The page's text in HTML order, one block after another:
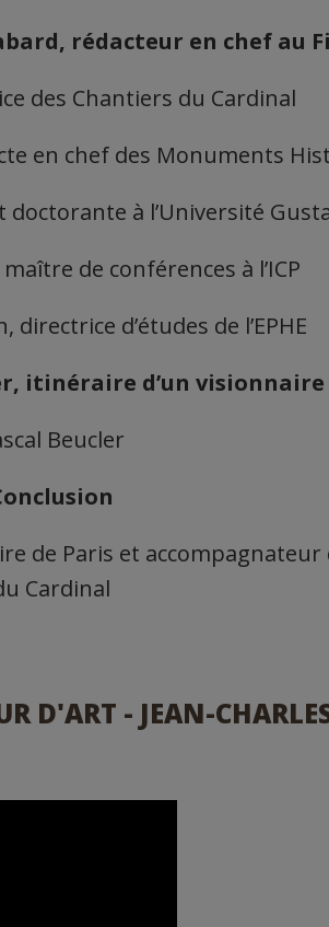
rédacteur en chef au
des Chantiers du Cardinal
en chef des Monuments
à l’Université
de conférences à l’ICP
d’études de l’EPHE
itinéraire d’un
Beucler
de Paris et accompagnateur
Cardinal
D'ART - JEAN-